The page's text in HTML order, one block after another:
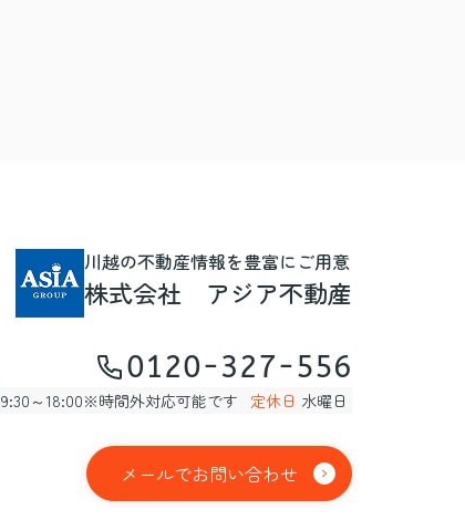
川越の不動産情報を豊富にご用意
株式会社 アジア不動産
0120-327-556
9:30～18:00※時間外対応可能です 定休日 水曜日
メールでお問い合わせ